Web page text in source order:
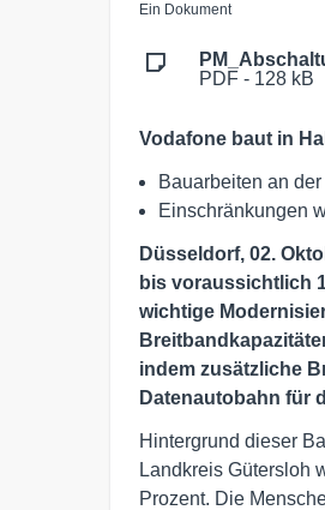
Ein Dokument
PDF - 128 kB
Vodafone baut in
Bauarbeiten an
Einschränkungen
Düsseldorf, 02.
bis voraussichtlich
wichtige
indem zusätzliche
Datenautobahn für
Hintergrund dieser
Landkreis Gütersloh
Prozent. Die